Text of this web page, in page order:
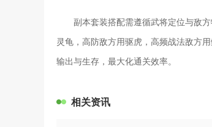
副本套装搭配需遵循武将定位与敌
灵龟，高防敌方用驱虎，高频战法敌方
输出与生存，最大化通关效率。
相关资讯